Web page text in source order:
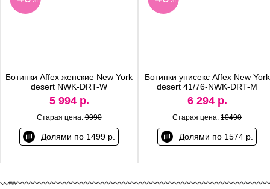
Ботинки Affex женские New York
desert NWK-DRT-W
5 994 р.
Старая цена:9990
Долями по 1499 р.
Ботинки унисекс Affex New York
desert 41/76-NWK-DRT-M
6 294 р.
Старая цена: 10490
Долями по 1574 р.